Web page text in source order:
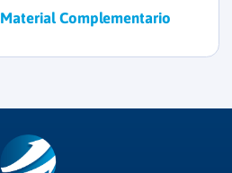
Material Complementario